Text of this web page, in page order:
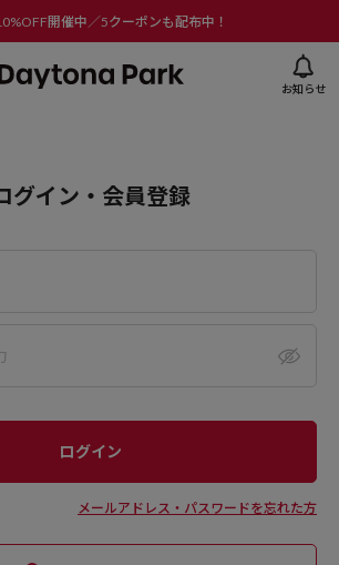
開催中／5クーポンも配布中！
お知らせ
グイン・会員登録
メールアドレス・パスワードを忘れた方